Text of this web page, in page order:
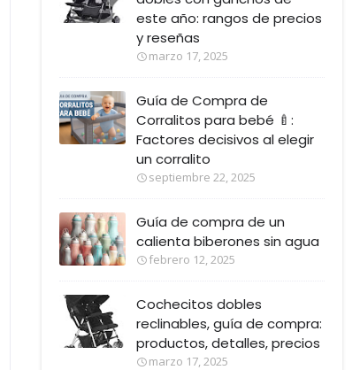
este año: rangos de precios
y reseñas
marzo 17, 2025
Guía de Compra de
Corralitos para bebé 🍼:
Factores decisivos al elegir
un corralito
septiembre 22, 2025
Guía de compra de un
calienta biberones sin agua
febrero 12, 2025
Cochecitos dobles
reclinables, guía de compra:
productos, detalles, precios
marzo 17, 2025